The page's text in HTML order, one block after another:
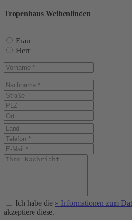
Tropenhaus Weihenlinden
Frau
Herr
Ich habe die » Informationen zum
akzeptiere diese.